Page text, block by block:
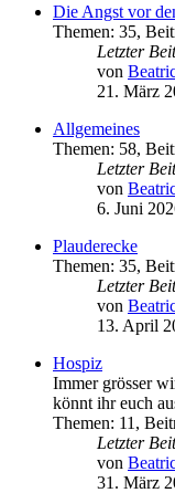
Die Angst vor
Themen: 35,
Letzter
von
21. März
Allgemeines
Themen: 58,
Letzter
von
6. Juni
Plauderecke
Themen: 35,
Letzter
von
13. April
Hospiz
Immer grösser
könnt ihr euch
Themen: 11 ,
Letzter
von
31. März